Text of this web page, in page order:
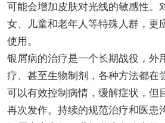
可能会增加皮肤对光线的敏感性。
女、儿童和老年人等特殊人群，更
使用。
银屑病的治疗是一个长期战役，外
疗、甚至生物制剂，各种方法都在
可以有效控制病情，缓解症状，但
再次发作。持续的规范治疗和医患